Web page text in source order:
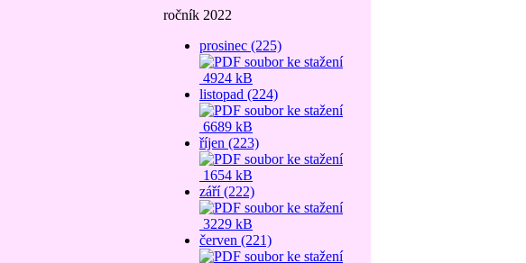
ročník 2022
prosinec (225)
4924 kB
listopad (224)
6689 kB
říjen (223)
1654 kB
září (222)
3229 kB
červen (221)